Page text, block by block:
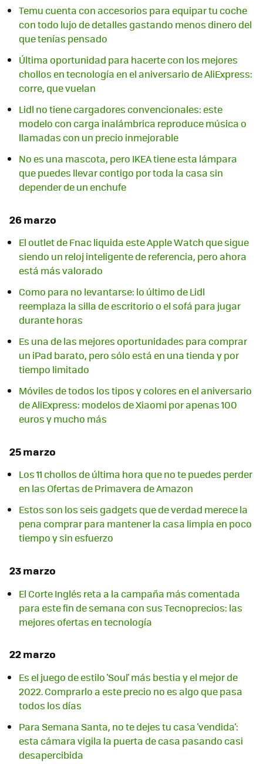
Temu cuenta con accesorios para equipar tu coche
con todo lujo de detalles gastando menos dinero del
que tenías pensado
Última oportunidad para hacerte con los mejores
chollos en tecnología en el aniversario de AliExpress:
corre, que vuelan
Lidl no tiene cargadores convencionales: este
modelo con carga inalámbrica reproduce música o
llamadas con un precio inmejorable
No es una mascota, pero IKEA tiene esta lámpara
que puedes llevar contigo por toda la casa sin
depender de un enchufe
26 marzo
El outlet de Fnac liquida este Apple Watch que sigue
siendo un reloj inteligente de referencia, pero ahora
está más valorado
Como para no levantarse: lo último de Lidl
reemplaza la silla de escritorio o el sofá para jugar
durante horas
Es una de las mejores oportunidades para comprar
un iPad barato, pero sólo está en una tienda y por
tiempo limitado
Móviles de todos los tipos y colores en el aniversario
de AliExpress: modelos de Xiaomi por apenas 100
euros y mucho más
25 marzo
Los 11 chollos de última hora que no te puedes perder
en las Ofertas de Primavera de Amazon
Estos son los seis gadgets que de verdad merece la
pena comprar para mantener la casa limpia en poco
tiempo y sin esfuerzo
23 marzo
El Corte Inglés reta a la campaña más comentada
para este fin de semana con sus Tecnoprecios: las
mejores ofertas en tecnología
22 marzo
Es el juego de estilo 'Soul' más bestia y el mejor de
2022. Comprarlo a este precio no es algo que pasa
todos los días
Para Semana Santa, no te dejes tu casa 'vendida':
esta cámara vigila la puerta de casa pasando casi
desapercibida